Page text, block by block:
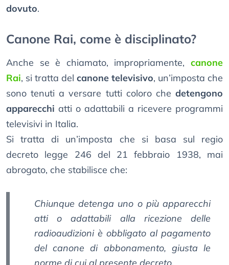
dovuto.
Canone Rai, come è disciplinato?
Anche se è chiamato, impropriamente, canone
Rai, si tratta del canone televisivo, un’imposta che
sono tenuti a versare tutti coloro che detengono
apparecchi atti o adattabili a ricevere programmi
televisivi in Italia.
Si tratta di un’imposta che si basa sul regio
decreto legge 246 del 21 febbraio 1938, mai
abrogato, che stabilisce che:
Chiunque detenga uno o più apparecchi
atti o adattabili alla ricezione delle
radioaudizioni è obbligato al pagamento
del canone di abbonamento, giusta le